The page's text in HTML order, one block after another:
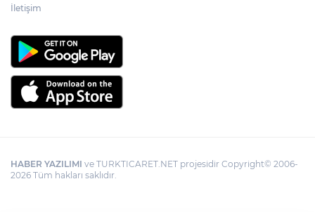
İletişim
HABER YAZILIMI ve TURKTICARET.NET projesidir Copyright© 2006-
2026 Tüm hakları saklıdır.